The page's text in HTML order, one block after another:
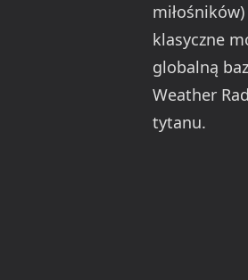
klasyczne
globalną
Weather
tytanu.